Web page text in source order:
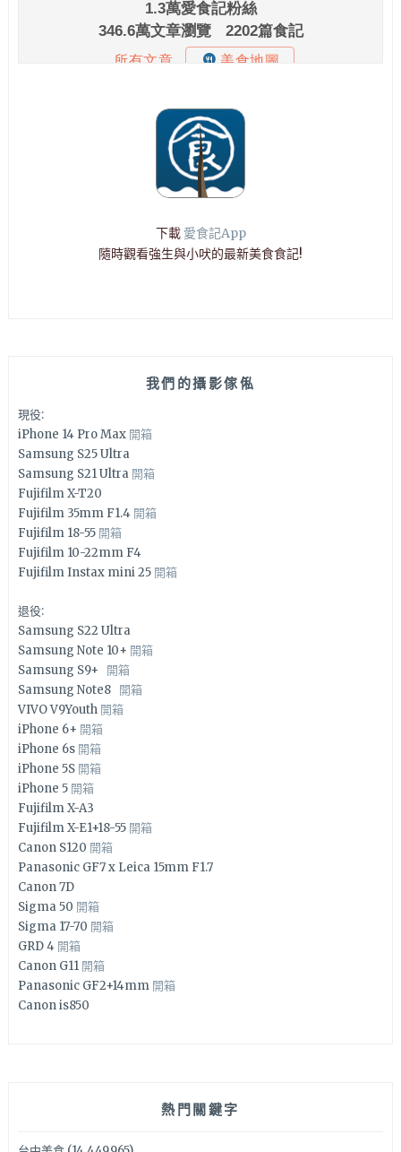
下載 愛食記App
隨時觀看強生與小吠的最新美食食記!
我們的攝影傢俬
現役:
iPhone 14 Pro Max 開箱
Samsung S25 Ultra
Samsung S21 Ultra 開箱
Fujifilm X-T20
Fujifilm 35mm F1.4 開箱
Fujifilm 18-55 開箱
Fujifilm 10-22mm F4
Fujifilm Instax mini 25 開箱
退役:
Samsung S22 Ultra
Samsung Note 10+ 開箱
Samsung S9+ 開箱
Samsung Note8 開箱
VIVO V9Youth 開箱
iPhone 6+ 開箱
iPhone 6s 開箱
iPhone 5S 開箱
iPhone 5 開箱
Fujifilm X-A3
Fujifilm X-E1+18-55 開箱
Canon S120 開箱
Panasonic GF7 x Leica 15mm F1.7
Canon 7D
Sigma 50 開箱
Sigma 17-70 開箱
GRD 4 開箱
Canon G11 開箱
Panasonic GF2+14mm 開箱
Canon is850
熱門關鍵字